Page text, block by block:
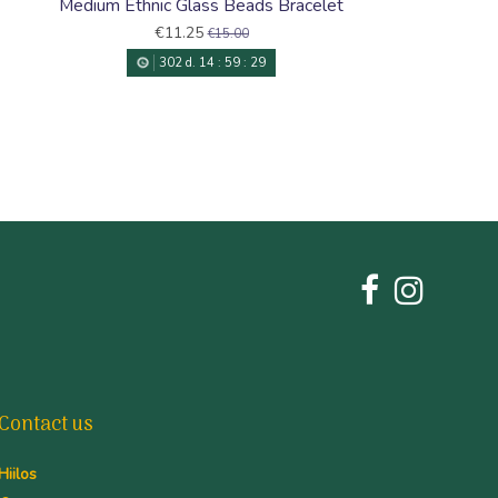
Medium Ethnic Glass Beads Bracelet
€11.25 €15.00
302 d. 14 :59 : 28
us